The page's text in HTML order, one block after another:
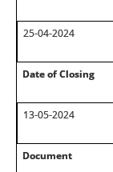
25-04-2024
Date of Closing
13-05-2024
Document